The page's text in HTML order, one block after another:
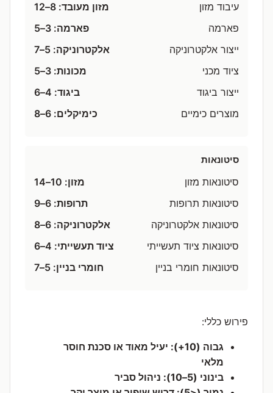
עיבוד מזון
מזון מעובד: 8–12
פארמה
פארמה: 3–5
ייצור אלקטרוניקה
אלקטרוניקה: 5–7
ציוד מכני
מכונות: 3–5
ייצור ביגוד
ביגוד: 4–6
מוצרים כימיים
כימיקלים: 6–8
סיטונאות
סיטונאות מזון
מזון: 10–14
סיטונאות תרופות
תרופות: 6–9
סיטונאות אלקטרוניקה
אלקטרוניקה: 6–8
סיטונאות ציוד תעשייתי
ציוד תעשייתי: 4–6
סיטונאות חומרי בניין
חומרי בניין: 5–7
פירוש כללי:
גבוה (10+): יעיל מאוד או סכנת חוסר
מלאי
בינוני (5–10): ניהול סביר